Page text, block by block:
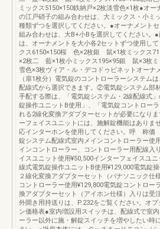
ミックス5150×150鉄納戸×2枚淡雪色×1枚●オー
の江戸硝子の組み合わせは、大ミックス・小ミ
種類ずつを選択してください。●オーナメント
組み合わせは、大B+小Bを選択してください。
は、オーナメントを大小各2セットずつ使用し
クス6150×150桜 色×2枚銀 鼠×1枚ミックス
×2枚二 藍×1枚小ミックス195×95銀 鼠×3枚ミ
雪色×3枚ヴィア・ル・デコドゥビネットオーナ
（扉1枚分）電気錠のコントローラーシステム
配線式から選択できます。②電気錠システム部
手配する際は、「電気錠システム・2線配線式
錠操作ユニットB使用」、「電気錠コントロー
れる2線化変換アダプターセットが必要になり
ーフェイスユニットには、施解錠機能はありま
応インターホンを使用してください。呼 称
錠システム配線式室内メインコントローラー使
インコントローラー、コントローラー用配線入
イスユニット使用¥50,500インターフェイスユ
線式電気錠操作ユニットB使用¥129,000電気錠操
２線化変換アダプターセット（パナソニック仕
コントローラー使用¥129,800電気錠コントロー
換アダプターセット（アイホン仕様）入りは受
外開き用持送りは、P.232をご覧ください。オプ
ン価格表●室内増設用スイッチは、配線式で室
ーラー以外に施・解錠スイッチを増やしたい時